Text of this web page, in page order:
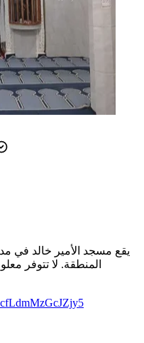
يقع مسجد الأمير خالد في
المنطقة. لا تتوفر